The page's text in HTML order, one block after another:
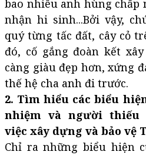
bao nhiêu anh hùng chấp
nhận hi sinh...Bởi vậy,
quý từng tấc đất, cây cỏ
đó, cố gắng đoàn kết
càng giàu đẹp hơn, xứng
thế hệ cha anh đi trước.
2. Tìm hiểu các biểu
nhiệm và người thiếu
việc xây dựng và bảo vệ
Chỉ ra những biểu hiện